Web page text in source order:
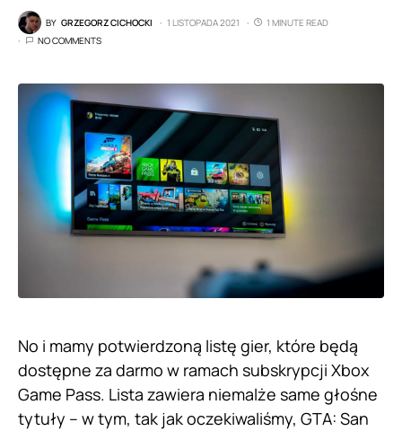
BY GRZEGORZ CICHOCKI 1 LISTOPADA 2021
1 MINUTE READ
NO COMMENTS
No i mamy potwierdzoną listę gier, które będą
dostępne za darmo w ramach subskrypcji Xbox
Game Pass. Lista zawiera niemalże same głośne
tytuły – w tym, tak jak oczekiwaliśmy, GTA: San